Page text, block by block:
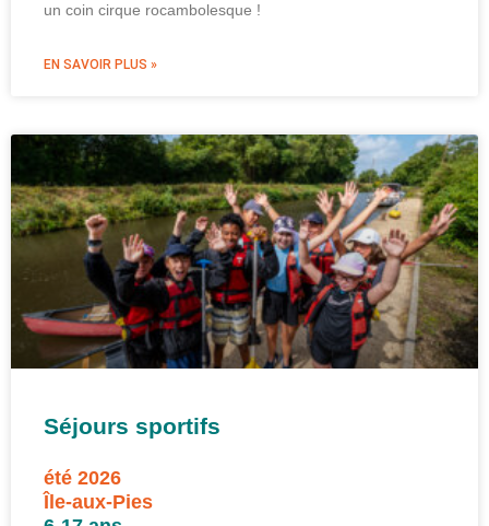
un coin cirque rocambolesque !
EN SAVOIR PLUS »
Séjours sportifs
été 2026
Île-aux-Pies